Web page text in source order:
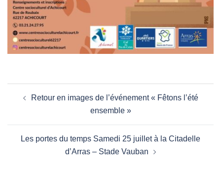
d’articleRetour en images de l’événement « Fêtons l’été
ensemble »
Les portes du temps Samedi 25 juillet à la Citadelle
d’Arras – Stade Vauban